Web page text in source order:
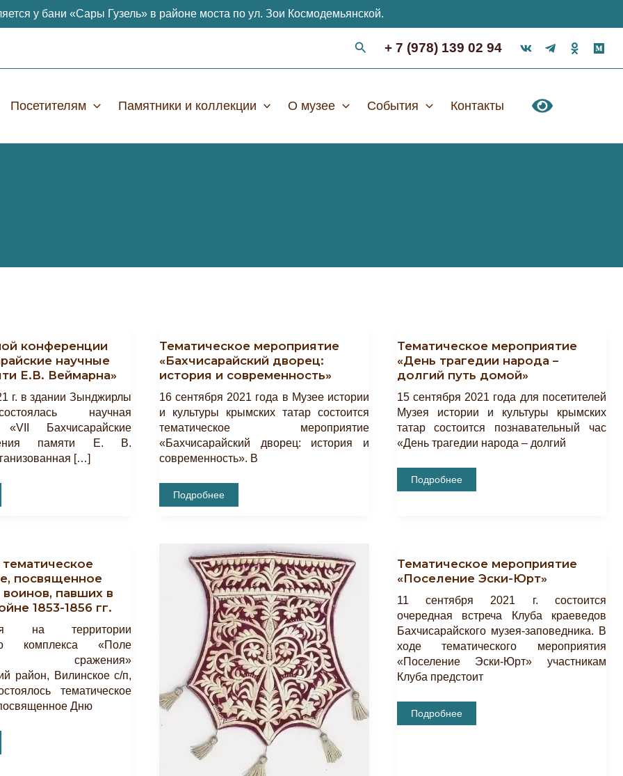
у бани «Сары Гузель» в районе моста по ул. Зои Космодемьянской.
+ 7 (978) 139 02 94
Посетителям Памятники и коллекции О музее События Контакты
конференции
научные
Е.В. Веймарна»
г. в здании Зынджирлы
научная
«VII Бахчисарайские
памяти Е. В.
[…]
Тематическое мероприятие
«Бахчисарайский дворец:
история и современность»
16 сентября 2021 года в Музее истории
и культуры крымских татар состоится
тематическое мероприятие
«Бахчисарайский дворец: история и
современность». В
Тематическое
Мероприятие
Современность»
Подробнее
Тематическое мероприятие
«День трагедии народа –
долгий путь домой»
15 сентября 2021 года для посетителей
Музея истории и культуры крымских
татар состоится познавательный час
«День трагедии народа – долгий
Тематическое
Мероприятие
Подробнее
посвященное
павших в
1853-1856 гг.
на территории
комплекса «Поле
сражения»
район, Вилинское с/п,
тематическое
Дню
Тематическое мероприятие
«Поселение Эски-Юрт»
11 сентября 2021 г. состоится
очередная встреча Клуба краеведов
Бахчисарайского музея-заповедника. В
ходе тематического мероприятия
«Поселение Эски-Юрт» участникам
Клуба предстоит
Тематическое
Мероприятие
Подробнее